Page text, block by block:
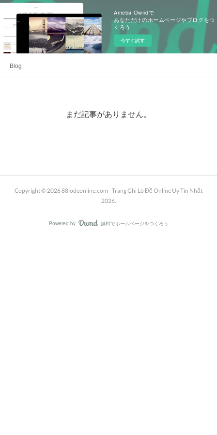
Ameba Owndで
あなただけのホームページやブログをつ
くろう
今すぐ試す
Blog
まだ記事がありません。
Copyright © 202688lodeonline.com - Trang Ghi Lô Đề Online Uy Tín Nhất
2026.
Powered by AmebaOwnd
無料でホームページをつくろう